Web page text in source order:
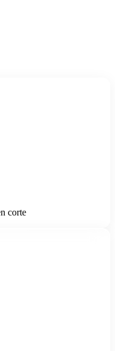
corte